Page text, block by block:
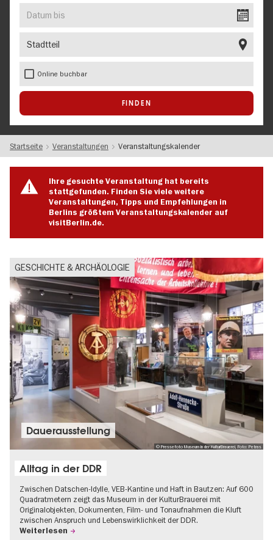
bis
Online buchbar
Startseite Veranstaltungen Veranstaltungskalender
Ihre gesuchte Veranstaltung hat bereits
stattgefunden. Finden Sie viele weitere
Veranstaltungen, Tipps und Empfehlungen in
Berlins größtem Veranstaltungskalender auf
visitBerlin.de.
GESCHICHTE & ARCHÄOLOGIE
© Pressefoto Museum in der KulturBrauerei, Foto: Petras
Dauer­aus­stel­lung
Alltag in der DDR
Zwischen Datschen-Idylle, VEB-Kantine und Haft in Bautzen: Auf 600
Quadratmetern zeigt das Museum in der KulturBrauerei mit
Originalobjekten, Dokumenten, Film- und Tonaufnahmen die Kluft
zwischen Anspruch und Lebenswirklichkeit der DDR.
Weiterlesen